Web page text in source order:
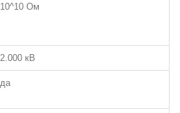
10^10 Ом
2.000 кВ
да